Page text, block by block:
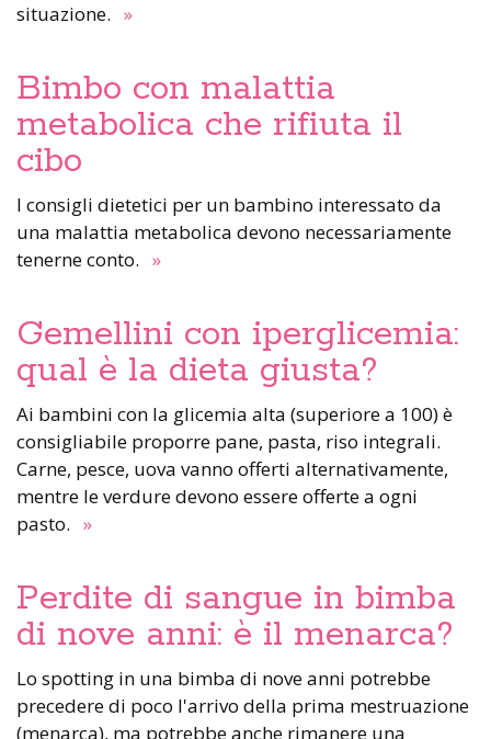
situazione. »
Bimbo con malattia
metabolica che rifiuta il
cibo
I consigli dietetici per un bambino interessato da
una malattia metabolica devono necessariamente
tenerne conto. »
Gemellini con iperglicemia:
qual è la dieta giusta?
Ai bambini con la glicemia alta (superiore a 100) è
consigliabile proporre pane, pasta, riso integrali.
Carne, pesce, uova vanno offerti alternativamente,
mentre le verdure devono essere offerte a ogni
pasto. »
Perdite di sangue in bimba
di nove anni: è il menarca?
Lo spotting in una bimba di nove anni potrebbe
precedere di poco l'arrivo della prima mestruazione
(menarca), ma potrebbe anche rimanere una